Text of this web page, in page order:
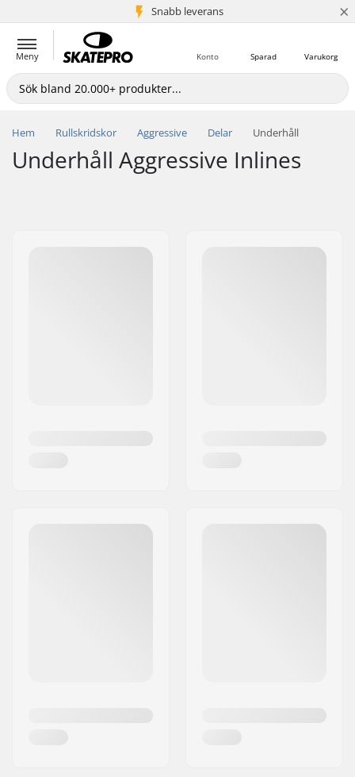
Snabb leverans
5+ milj. kunder ×
Meny Varukorg
Sparad
Konto
Hem Rullskridskor Aggressive Delar Underhåll
Underhåll Aggressive Inlines